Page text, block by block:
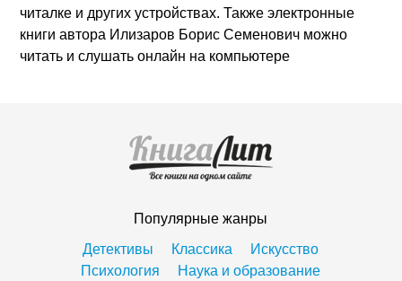
читалке и других устройствах. Также электронные
книги автора Илизаров Борис Семенович можно
читать и слушать онлайн на компьютере
Популярные жанры
Детективы
Классика
Искусство
Психология
Наука и образование